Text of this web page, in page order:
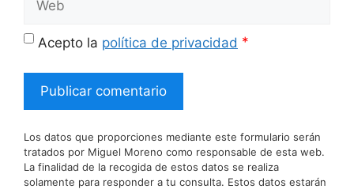
Acepto la política de privacidad *
Los datos que proporciones mediante este formulario serán
tratados por Miguel Moreno como responsable de esta web.
La finalidad de la recogida de estos datos se realiza
solamente para responder a tu consulta. Estos datos estarán